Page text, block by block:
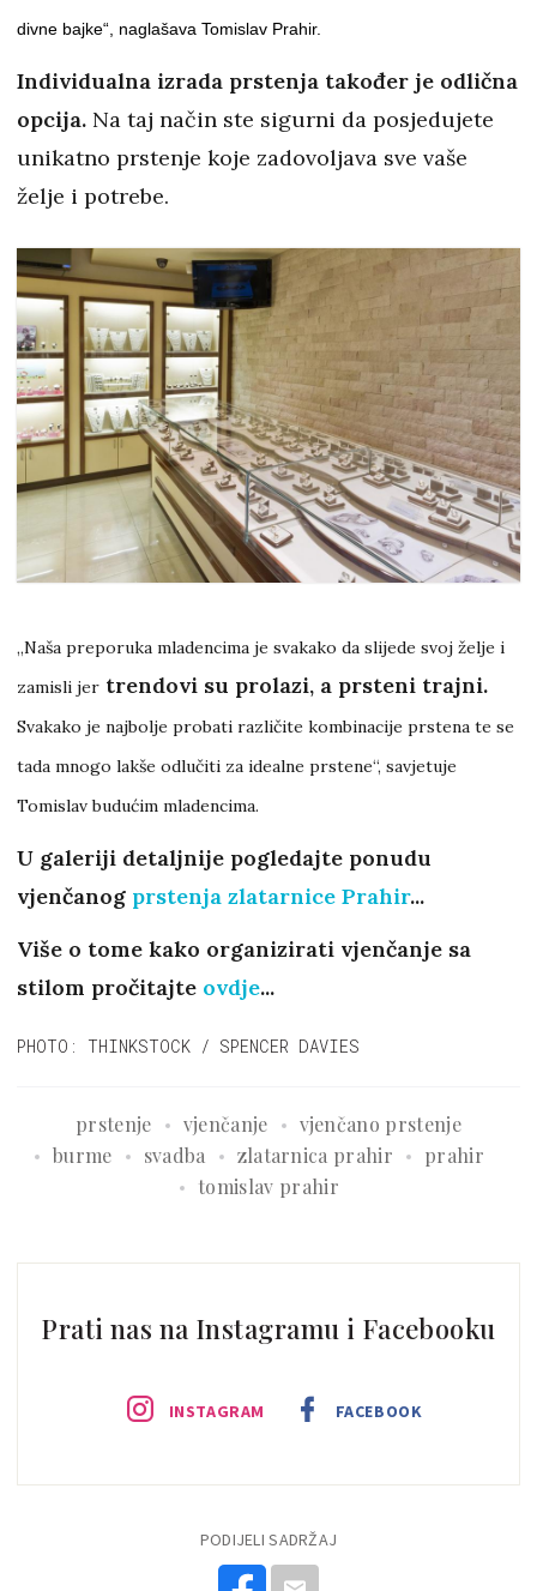
divne bajke“, naglašava Tomislav Prahir.
Individualna izrada prstenja također je odlična
opcija. Na taj način ste sigurni da posjedujete
unikatno prstenje koje zadovoljava sve vaše
želje i potrebe.
„Naša preporuka mladencima je svakako da slijede svoj želje i
zamisli jer trendovi su prolazi, a prsteni trajni.
Svakako je najbolje probati različite kombinacije prstena te se
tada mnogo lakše odlučiti za idealne prstene“, savjetuje
Tomislav budućim mladencima.
U galeriji detaljnije pogledajte ponudu
vjenčanog prstenja zlatarnice Prahir...
Više o tome kako organizirati vjenčanje sa
stilom pročitajte ovdje...
PHOTO: THINKSTOCK / SPENCER DAVIES
prstenje vjenčanje
vjenčano prstenje
burme
svadba zlatarnica prahir
prahir
tomislav prahir
Prati nas na Instagramu i Facebooku
INSTAGRAM FACEBOOK
PODIJELI SADRŽAJ